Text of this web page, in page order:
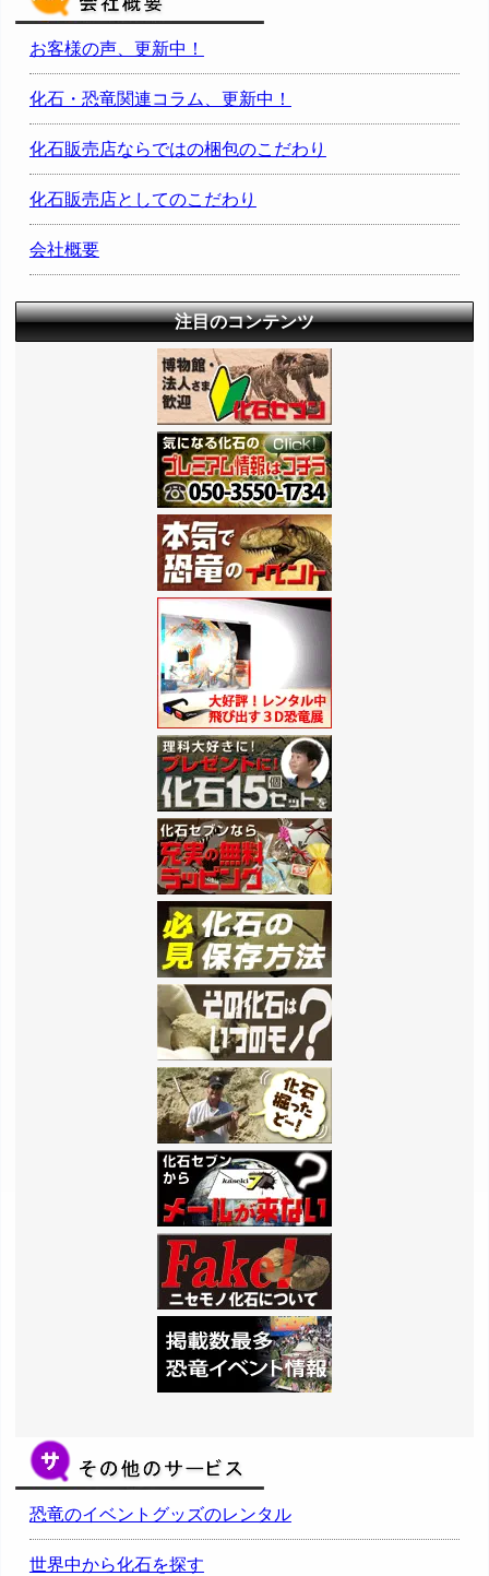
お客様の声、更新中！
化石・恐竜関連コラム、更新中！
化石販売店ならではの梱包のこだわり
化石販売店としてのこだわり
会社概要
注目のコンテンツ
恐竜のイベントグッズのレンタル
世界中から化石を探す